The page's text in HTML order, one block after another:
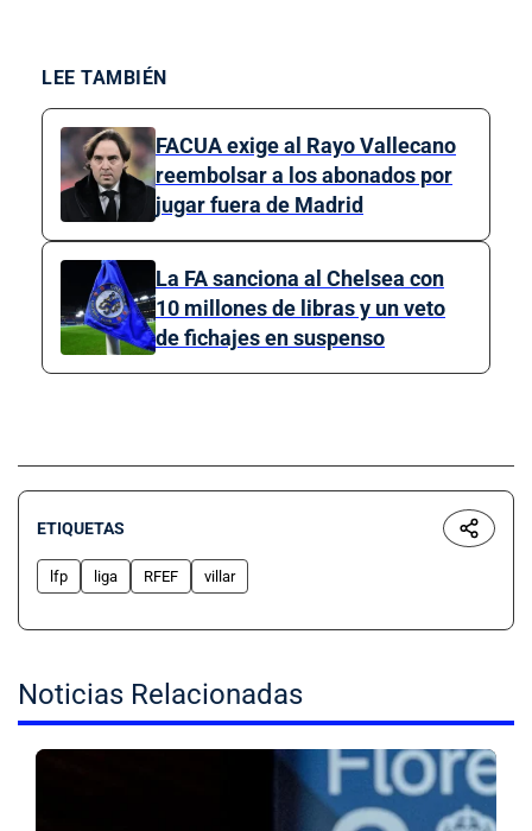
LEE TAMBIÉN
FACUA exige al Rayo Vallecano
reembolsar a los abonados por
jugar fuera de Madrid
La FA sanciona al Chelsea con
10 millones de libras y un veto
de fichajes en suspenso
ETIQUETAS
lfp liga RFEF villar
Noticias Relacionadas